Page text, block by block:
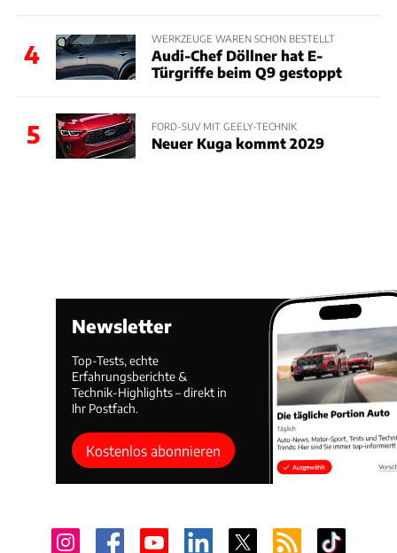
4
WERKZEUGE WAREN SCHON BESTELLT
Audi-Chef Döllner hat E-
Türgriffe beim Q9 gestoppt
5 FORD-SUV MIT GEELY-TECHNIK
Neuer Kuga kommt 2029
Newsletter
Top-Tests, echte
Erfahrungsberichte &
Technik-Highlights – direkt in
Ihr Postfach.
Kostenlos abonnieren